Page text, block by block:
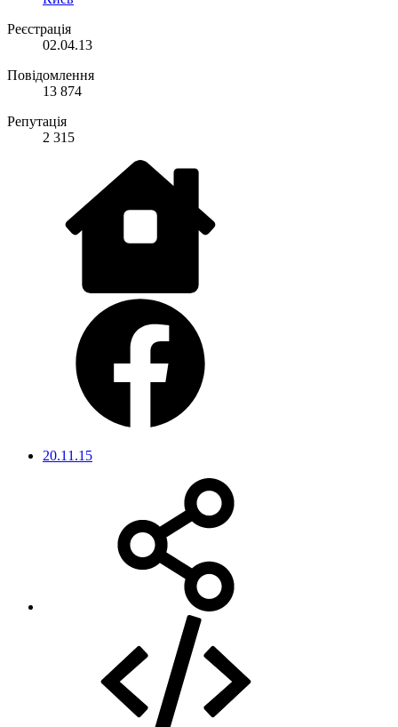
Реєстрація
02.04.13
Повідомлення
13 874
Репутація
2 315
20.11.15